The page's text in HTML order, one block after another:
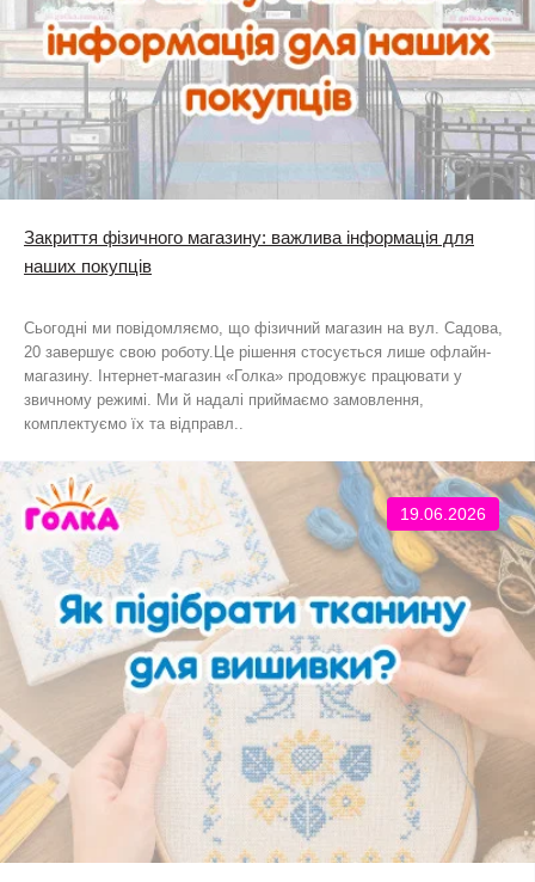
Закриття фізичного магазину: важлива інформація для
наших покупців
Сьогодні ми повідомляємо, що фізичний магазин на вул. Садова,
20 завершує свою роботу.Це рішення стосується лише офлайн-
магазину. Інтернет-магазин «Голка» продовжує працювати у
звичному режимі. Ми й надалі приймаємо замовлення,
комплектуємо їх та відправл..
19.06.2026